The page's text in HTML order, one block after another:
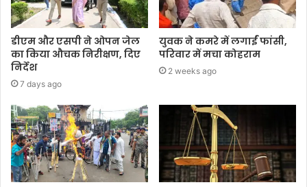
डीएम और एसपी ने ओपन जेल
का किया औचक निरीक्षण, दिए
निर्देश
7 days ago
युवक ने कमरे में लगाईं फांसी,
परिवार में मचा कोहराम
2 weeks ago